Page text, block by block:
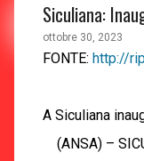
Siculiana:
ottobre 30, 2023
FONTE: http://
A Siculiana
(ANSA) –